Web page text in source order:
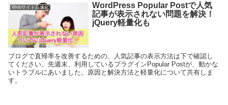
Webサイト高速化
WordPress Popular Postで人気
記事が表示されない問題を解決！
jQuery軽量化も
ブログで直帰率を改善するための、人気記事の表示方法は下で確認し
てください。先週末、利用しているプラグインPopular Postが、動かな
いトラブルにあいました。原因と解決方法と軽量化について共有しま
す。